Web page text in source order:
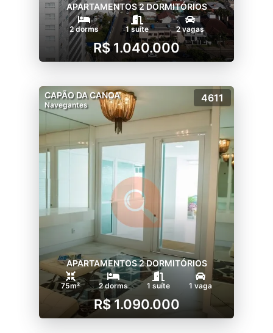
APARTAMENTOS 2 DORMITÓRIOS
2 dorms 1 suíte 2 vagas
R$ 1.040.000
CAPÃO DA CANOA
Navegantes
4611
APARTAMENTOS 2 DORMITÓRIOS
75m² 2 dorms 1 suíte 1 vaga
R$ 1.090.000